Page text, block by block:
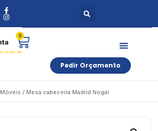
Pedir Orçamento
0
Móveis / Mesa cabeceira Madrid Nogal